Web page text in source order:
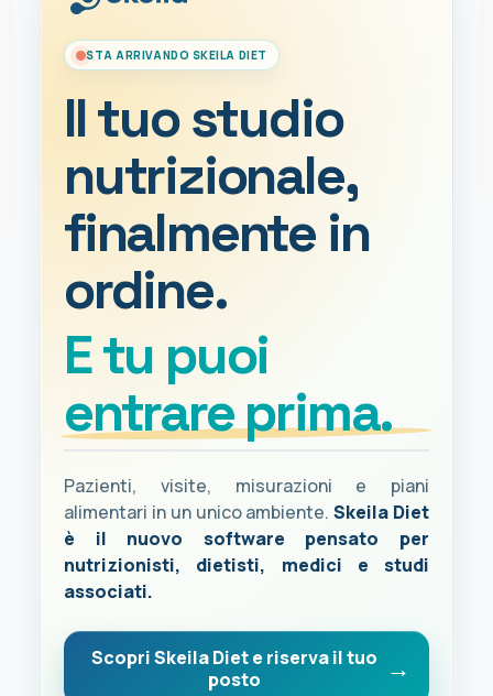
STA ARRIVANDO SKEILA DIET
Il tuo studio
nutrizionale,
finalmente in
ordine.
E tu puoi
entrare prima.
Pazienti, visite, misurazioni e piani
alimentari in un unico ambiente.Skeila Diet
è il nuovo software pensato per
nutrizionisti, dietisti, medici e studi
associati.
Scopri Skeila Diet e riserva il tuo
posto